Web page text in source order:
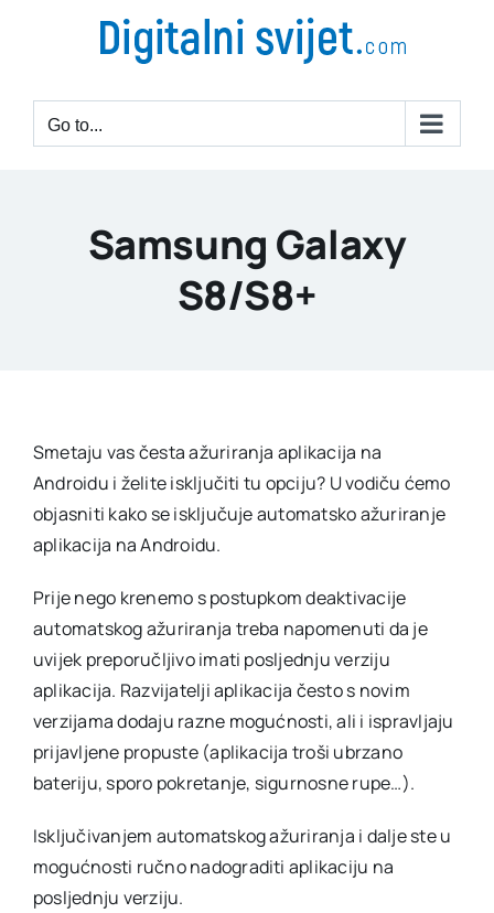
Go to...
Samsung Galaxy
S8/S8+
Smetaju vas česta ažuriranja aplikacija na
Androidu i želite isključiti tu opciju? U vodiču ćemo
objasniti kako se isključuje automatsko ažuriranje
aplikacija na Androidu.
Prije nego krenemo s postupkom deaktivacije
automatskog ažuriranja treba napomenuti da je
uvijek preporučljivo imati posljednju verziju
aplikacija. Razvijatelji aplikacija često s novim
verzijama dodaju razne mogućnosti, ali i ispravljaju
prijavljene propuste (aplikacija troši ubrzano
bateriju, sporo pokretanje, sigurnosne rupe…).
Isključivanjem automatskog ažuriranja i dalje ste u
mogućnosti ručno nadograditi aplikaciju na
posljednju verziju.